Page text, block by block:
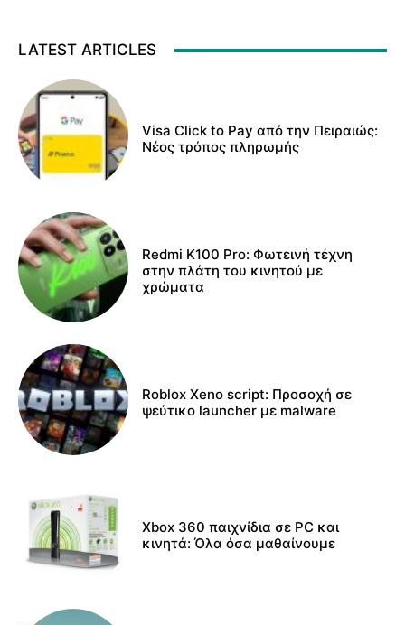
LATEST ARTICLES
Visa Click to Pay από την Πειραιώς:
Νέος τρόπος πληρωμής
Redmi K100 Pro: Φωτεινή τέχνη
στην πλάτη του κινητού με
χρώματα
Roblox Xeno script: Προσοχή σε
ψεύτικο launcher με malware
Xbox 360 παιχνίδια σε PC και
κινητά: Όλα όσα μαθαίνουμε